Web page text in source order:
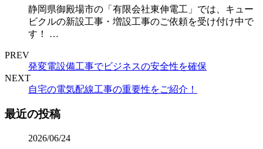
静岡県御殿場市の「有限会社東伸電工」では、キュー
ビクルの新設工事・増設工事のご依頼を受け付け中で
す！ …
PREV
発変電設備工事でビジネスの安全性を確保
NEXT
自宅の電気配線工事の重要性をご紹介！
最近の投稿
2026/06/24